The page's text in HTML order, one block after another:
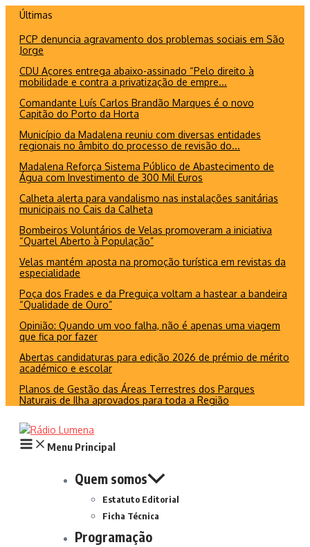
conteúdo
Últimas
PCP denuncia agravamento dos problemas sociais em São
Jorge
CDU Açores entrega abaixo-assinado “Pelo direito à
mobilidade e contra a privatização de empre...
Comandante Luís Carlos Brandão Marques é o novo
Capitão do Porto da Horta
Município da Madalena reuniu com diversas entidades
regionais no âmbito do processo de revisão do...
Madalena Reforça Sistema Público de Abastecimento de
Água com Investimento de 300 Mil Euros
Calheta alerta para vandalismo nas instalações sanitárias
municipais no Cais da Calheta
Bombeiros Voluntários de Velas promoveram a iniciativa
“Quartel Aberto à População”
Velas mantém aposta na promoção turística em revistas da
especialidade
Poça dos Frades e da Preguiça voltam a hastear a bandeira
“Qualidade de Ouro”
Opinião: Quando um voo falha, não é apenas uma viagem
que fica por fazer
Abertas candidaturas para edição 2026 de prémio de mérito
académico e escolar
Planos de Gestão das Áreas Terrestres dos Parques
Naturais de Ilha aprovados para toda a Região
Menu Principal
Quem somos
Estatuto Editorial
Ficha Técnica
Programação